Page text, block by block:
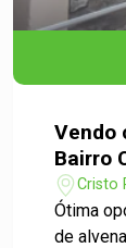
Vendo
Bairro
Cristo
Ótima
de